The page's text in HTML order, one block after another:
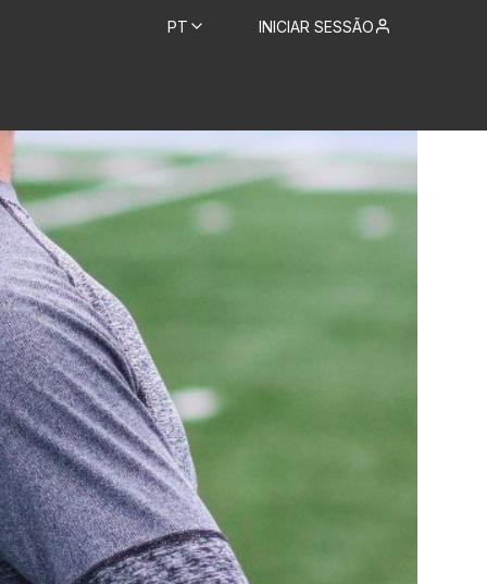
PT INICIAR SESSÃO